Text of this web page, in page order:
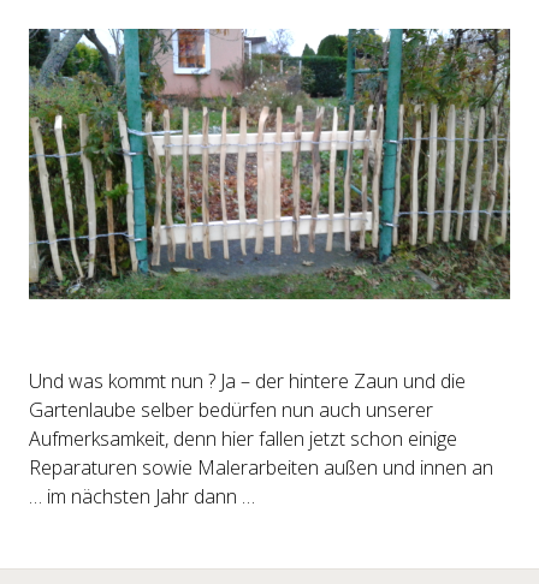
Und was kommt nun ? Ja – der hintere Zaun und die
Gartenlaube selber bedürfen nun auch unserer
Aufmerksamkeit, denn hier fallen jetzt schon einige
Reparaturen sowie Malerarbeiten außen und innen an
… im nächsten Jahr dann …